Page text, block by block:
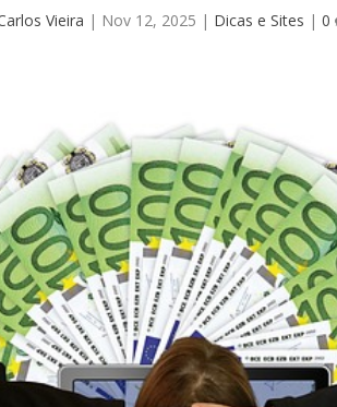
Vieira | Nov 12, 2025 | Dicas e Sites |0